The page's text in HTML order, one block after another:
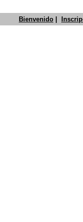
Bienvenido